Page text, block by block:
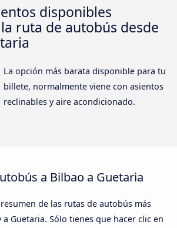
disponibles
ruta de autobús desde
La opción más barata disponible para tu
billete, normalmente viene con asientos
reclinables y aire acondicionado.
a Bilbao a Guetaria
de las rutas de autobús más
Guetaria. Sólo tienes que hacer clic en